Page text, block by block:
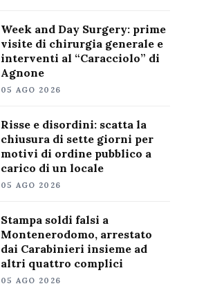
Week and Day Surgery: prime
visite di chirurgia generale e
interventi al “Caracciolo” di
Agnone
05 AGO 2026
Risse e disordini: scatta la
chiusura di sette giorni per
motivi di ordine pubblico a
carico di un locale
05 AGO 2026
Stampa soldi falsi a
Montenerodomo, arrestato
dai Carabinieri insieme ad
altri quattro complici
05 AGO 2026